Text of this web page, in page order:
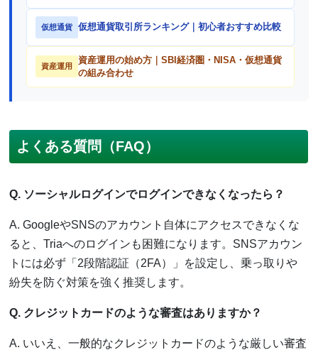
仮想通貨 仮想通貨取引所ランキング｜初心者おすすめ比較
資産運用
資産運用の始め方｜SBI経済圏・NISA・仮想通貨
の組み合わせ
よくある質問（FAQ）
Q. ソーシャルログインでログインできなくなったら？
A. GoogleやSNSのアカウント自体にアクセスできなくな
ると、Triaへのログインも困難になります。SNSアカウン
トには必ず「2段階認証（2FA）」を設定し、乗っ取りや
紛失を防ぐ対策を強く推奨します。
Q. クレジットカードのような審査はありますか？
A. いいえ、一般的なクレジットカードのような厳しい審査